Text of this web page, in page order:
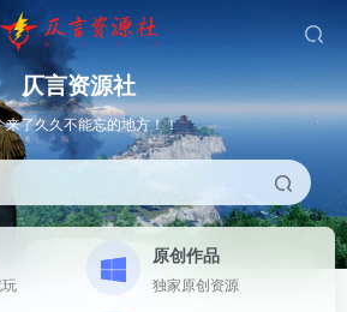
仄言资源社
来了久久不能忘的地方！！
原创作品
独家原创资源